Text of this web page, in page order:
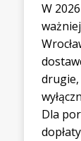
W
Dla